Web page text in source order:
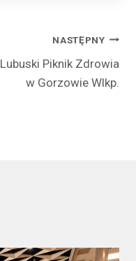
NASTĘPNY
Lubuski Piknik Zdrowia
w Gorzowie Wlkp.